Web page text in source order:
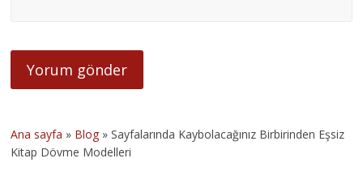
Ana sayfa » Blog »Sayfalarında Kaybolacağınız Birbirinden Eşsiz
Kitap Dövme Modelleri